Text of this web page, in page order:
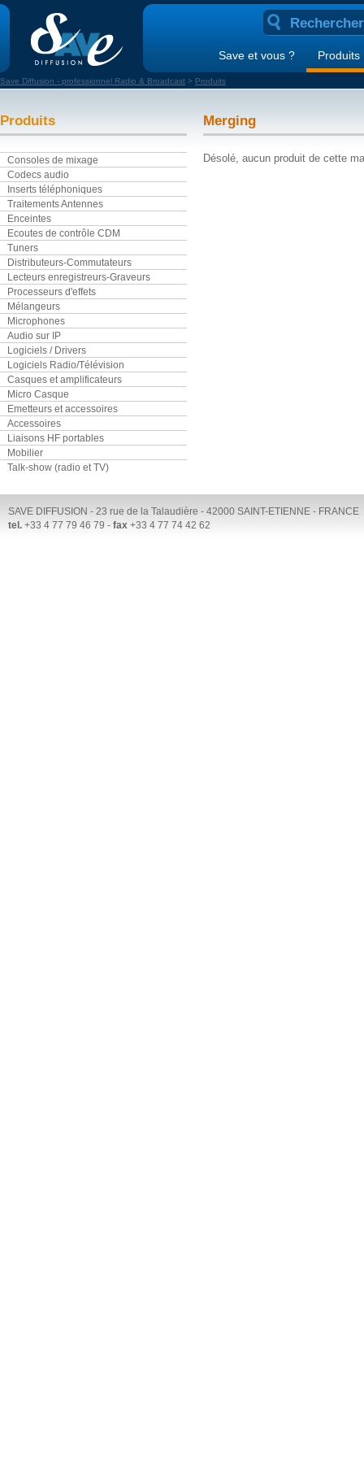
Save et vous ? Produits
Save Diffusion - professionnel Radio & Broadcast > Produits
Produits
Consoles de mixage
Codecs audio
Inserts téléphoniques
Traitements Antennes
Enceintes
Ecoutes de contrôle CDM
Tuners
Distributeurs-Commutateurs
Lecteurs enregistreurs-Graveurs
Processeurs d'effets
Mélangeurs
Microphones
Audio sur IP
Logiciels / Drivers
Logiciels Radio/Télévision
Casques et amplificateurs
Micro Casque
Emetteurs et accessoires
Accessoires
Liaisons HF portables
Mobilier
Talk-show (radio et TV)
Merging
Désolé, aucun produit de cette
SAVE DIFFUSION - 23 rue de la Talaudière - 42000 SAINT-ETIENNE - FRANCE
tel. +33 4 77 79 46 79 - fax +33 4 77 74 42 62